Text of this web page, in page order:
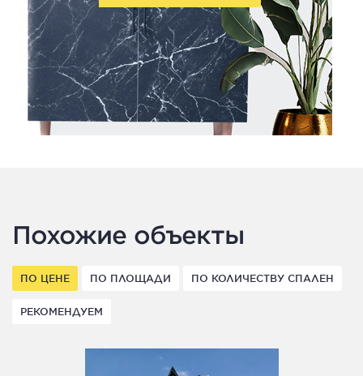
Похожие объекты
ПО ЦЕНЕ ПО ПЛОЩАДИ ПО КОЛИЧЕСТВУ СПАЛЕН
РЕКОМЕНДУЕМ